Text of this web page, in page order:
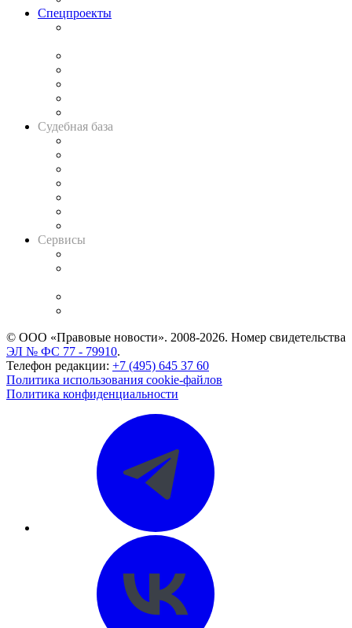
Спецпроекты
Судебная база
Сервисы
© ООО «Правовые новости». 2008-2026. Номер свидетельства
ЭЛ № ФС 77 - 79910.
Телефон редакции: +7 (495) 645 37 60
Политика использования cookie-файлов
Политика конфиденциальности